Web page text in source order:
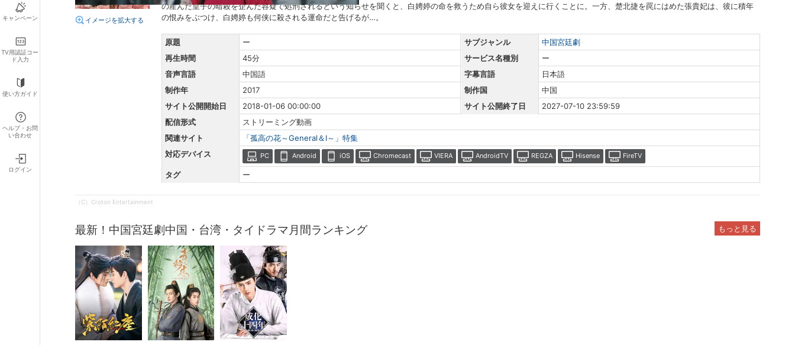
キャンペーン
TV用認証コー
ド入力
使い方ガイド
ヘルプ・お問
い合わせ
ログイン
イメージを拡大する
の産んだ皇子の暗殺を企んだ容疑で処刑されるという知らせを聞くと、白娉婷の命を救うため自ら彼女を迎えに行くことに。一方、楚北捷を罠にはめた張貴妃は、彼に積年
の恨みをぶつけ、白娉婷も何侠に殺される運命だと告げるが…。
原題 ー サブジャンル
中国宮廷劇
再生時間
45分 サービス名種別
ー
音声言語
中国語 字幕言語
日本語
制作年
2017 制作国
中国
サイト公開開始日
2018-01-06 00:00:00 サイト公開終了日
2027-07-10 23:59:59
配信形式
ストリーミング動画
関連サイト
「孤高の花～General＆I～」特集
対応デバイス
PC Android iOS Chromecast VIERA AndroidTV REGZA Hisense FireTV
タグ ー
（C）Croton Entertainment
最新！中国宮廷劇中国・台湾・タイドラマ月間ランキング もっと見る